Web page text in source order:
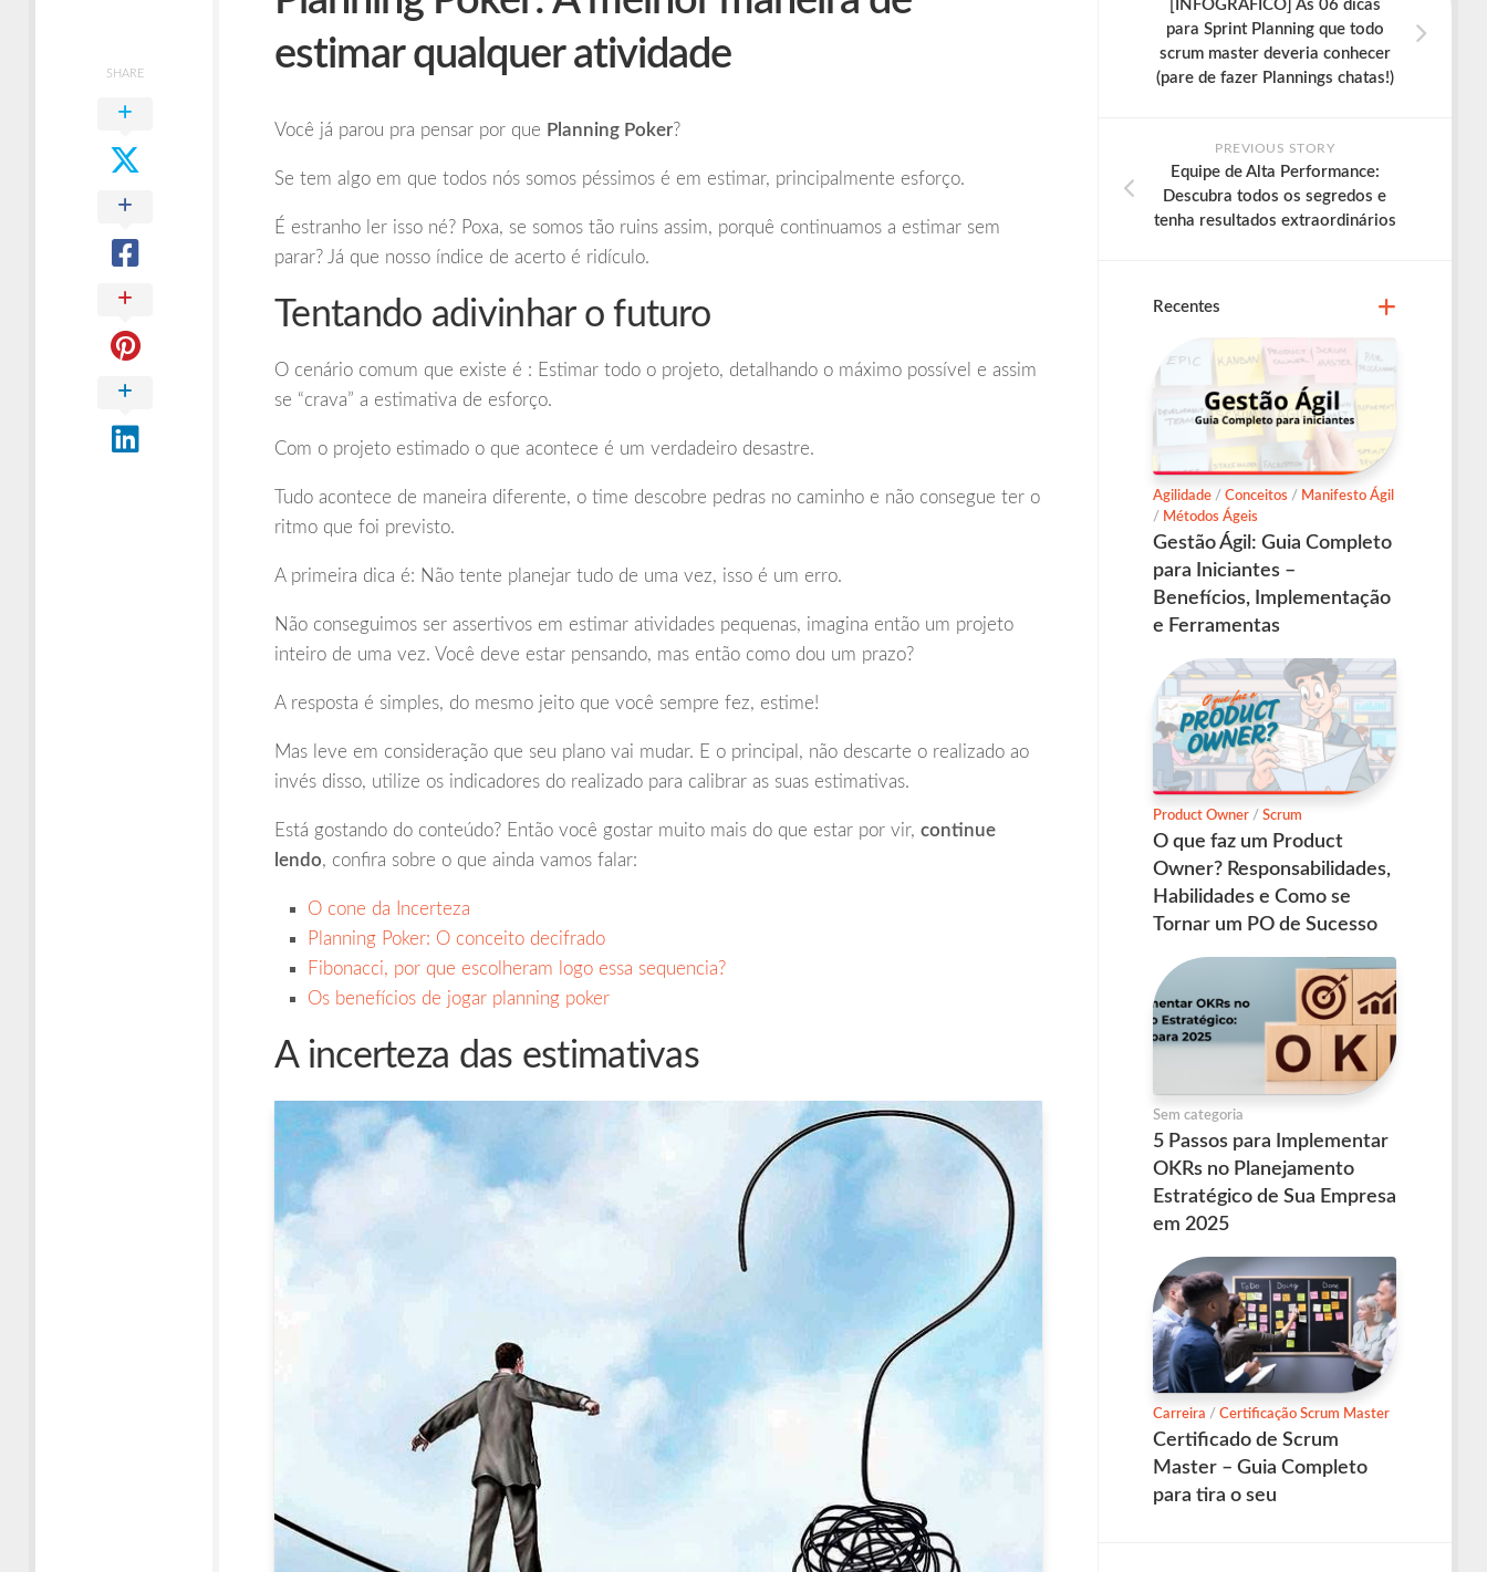
Times
estimar qualquer atividade
Você já parou pra pensar por que Planning Poker?
Se tem algo em que todos nós somos péssimos é em estimar, principalmente esforço.
É estranho ler isso né? Poxa, se somos tão ruins assim, porquê continuamos a estimar sem
parar? Já que nosso índice de acerto é ridículo.
Tentando adivinhar o futuro
O cenário comum que existe é : Estimar todo o projeto, detalhando o máximo possível e assim
se “crava” a estimativa de esforço.
Com o projeto estimado o que acontece é um verdadeiro desastre.
Tudo acontece de maneira diferente, o time descobre pedras no caminho e não consegue ter o
ritmo que foi previsto.
A primeira dica é: Não tente planejar tudo de uma vez, isso é um erro.
Não conseguimos ser assertivos em estimar atividades pequenas, imagina então um projeto
inteiro de uma vez. Você deve estar pensando, mas então como dou um prazo?
A resposta é simples, do mesmo jeito que você sempre fez, estime!
Mas leve em consideração que seu plano vai mudar. E o principal, não descarte o realizado ao
invés disso, utilize os indicadores do realizado para calibrar as suas estimativas.
Está gostando do conteúdo? Então você gostar muito mais do que estar por vir, continue
lendo, confira sobre o que ainda vamos falar:
O cone da Incerteza
Planning Poker: O conceito decifrado
Fibonacci, por que escolheram logo essa sequencia?
Os benefícios de jogar planning poker
A incerteza das estimativas
SHARE
[INFOGRÁFICO] As 06 dicas
para Sprint Planning que todo
scrum master deveria conhecer
(pare de fazer Plannings chatas!)
PREVIOUS STORY
Equipe de Alta Performance:
Descubra todos os segredos e
tenha resultados extraordinários
Recentes
Agilidade / Conceitos / Manifesto Ágil
/ Métodos Ágeis
Gestão Ágil: Guia Completo
para Iniciantes –
Benefícios, Implementação
e Ferramentas
Product Owner / Scrum
O que faz um Product
Owner? Responsabilidades,
Habilidades e Como se
Tornar um PO de Sucesso
Sem categoria
5 Passos para Implementar
OKRs no Planejamento
Estratégico de Sua Empresa
em 2025
Carreira / Certificação Scrum Master
Certificado de Scrum
Master – Guia Completo
para tira o seu